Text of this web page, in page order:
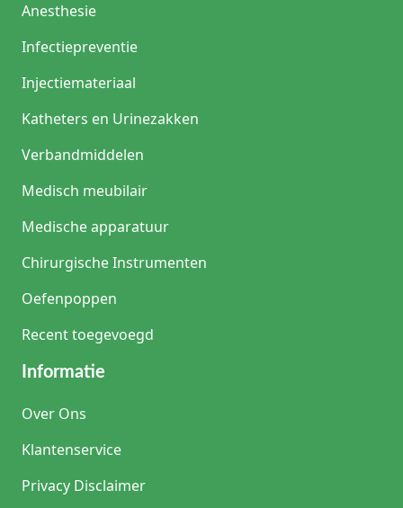
Anesthesie
Infectiepreventie
Injectiemateriaal
Katheters en Urinezakken
Verbandmiddelen
Medisch meubilair
Medische apparatuur
Chirurgische Instrumenten
Oefenpoppen
Recent toegevoegd
Informatie
Over Ons
Klantenservice
Privacy Disclaimer